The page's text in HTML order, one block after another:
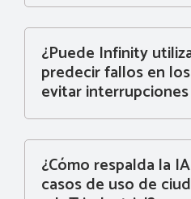
¿Puede Infinity
predecir fallos en
evitar
¿Cómo respalda la
casos de uso de